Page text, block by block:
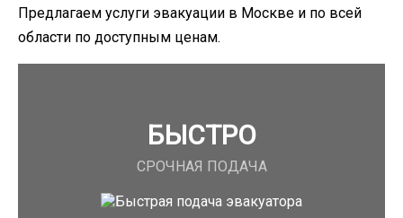
Предлагаем услуги эвакуации в Москве и по всей
области по доступным ценам.
БЫСТРО
СРОЧНАЯ ПОДАЧА